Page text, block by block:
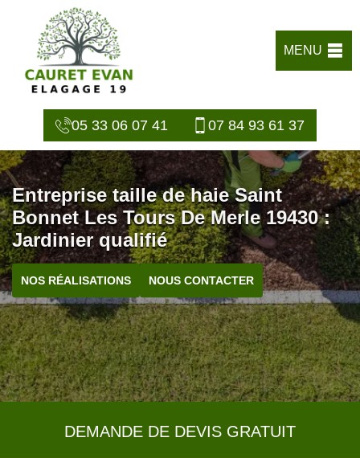
MENU
05 33 06 07 41 07 84 93 61 37
Entreprise taille de haie Saint
Bonnet Les Tours De Merle 19430 :
Jardinier qualifié
NOS RÉALISATIONS NOUS CONTACTER
DEMANDE DE DEVIS GRATUIT